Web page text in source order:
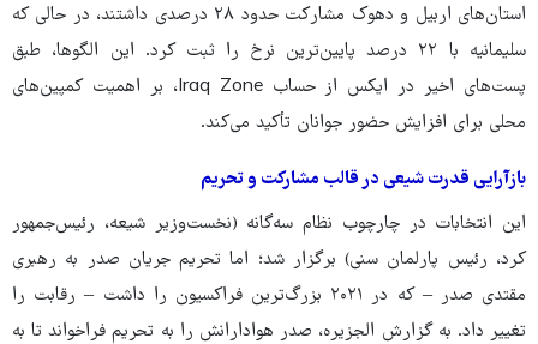
استان‌های اربیل و دهوک مشارکت حدود ۲۸ درصدی داشتند، در حالی که
سلیمانیه با ۲۲ درصد پایین‌ترین نرخ را ثبت کرد. این الگوها، طبق
پست‌های اخیر در ایکس از حساب Iraq Zone، بر اهمیت کمپین‌های
محلی برای افزایش حضور جوانان تأکید می‌کند.
بازآرایی قدرت شیعی در قالب مشارکت و تحریم
این انتخابات در چارچوب نظام سه‌گانه (نخست‌وزیر شیعه، رئیس‌جمهور
کرد، رئیس پارلمان سنی) برگزار شد؛ اما تحریم جریان صدر به رهبری
مقتدی صدر – که در ۲۰۲۱ بزرگ‌ترین فراکسیون را داشت – رقابت را
تغییر داد. به گزارش الجزیره، صدر هوادارانش را به تحریم فراخواند تا به